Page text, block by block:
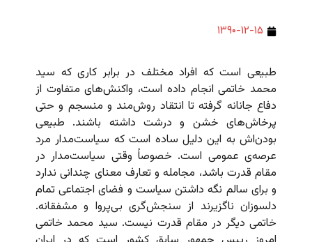
۱۳۹۰-۱۲-۱۵
طبیعی است که افراد مختلف در برابر کاری که سید
محمد خاتمی انجام داده است، واکنش‌های متفاوت از
دفاع جانانه گرفته تا انتقاد روش‌مند و منسجم و حتی
پرخاش‌های خشن و درشت داشته باشند. طبیعی
بودن‌اش به این دلیل ساده است که سیاست‌مدار مرد
عرصه‌ی عمومی است. خصوصاً وقتی سیاست‌مدار در
مقام قدرت باشد، مجامله و تعارف معنای چندانی ندارد
و برای سالم نگه داشتن سیاست و فضای اجتماعی تمام
دلسوزان ناگزیرند از سنجش‌گری بی‌پروا و مشفقانه.
خاتمی دیگر در مقام قدرت نیست. سید محمد خاتمی